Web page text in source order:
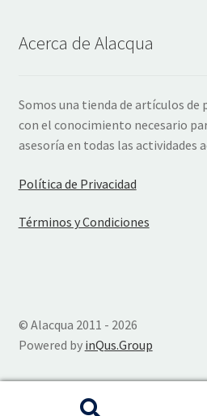
Acerca de Alacqua
Somos una tienda de artículos de
con el conocimiento necesario
asesoría en todas las actividades
Política de Privacidad
Términos y Condiciones
© Alacqua 2011 - 2026
Powered by inQus.Group